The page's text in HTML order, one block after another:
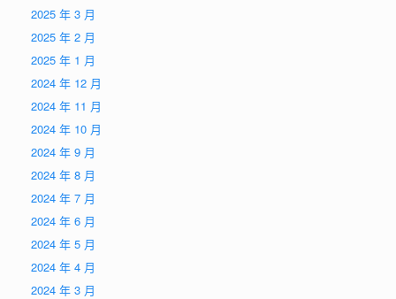
2025 年 3 月
2025 年 2 月
2025 年 1 月
2024 年 12 月
2024 年 11 月
2024 年 10 月
2024 年 9 月
2024 年 8 月
2024 年 7 月
2024 年 6 月
2024 年 5 月
2024 年 4 月
2024 年 3 月